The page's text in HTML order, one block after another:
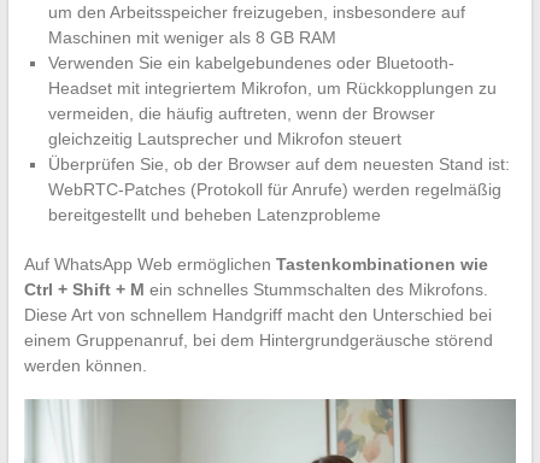
um den Arbeitsspeicher freizugeben, insbesondere auf
Maschinen mit weniger als 8 GB RAM
Verwenden Sie ein kabelgebundenes oder Bluetooth-
Headset mit integriertem Mikrofon, um Rückkopplungen zu
vermeiden, die häufig auftreten, wenn der Browser
gleichzeitig Lautsprecher und Mikrofon steuert
Überprüfen Sie, ob der Browser auf dem neuesten Stand ist:
WebRTC-Patches (Protokoll für Anrufe) werden regelmäßig
bereitgestellt und beheben Latenzprobleme
Auf WhatsApp Web ermöglichen Tastenkombinationen wie
Ctrl + Shift + M ein schnelles Stummschalten des Mikrofons.
Diese Art von schnellem Handgriff macht den Unterschied bei
einem Gruppenanruf, bei dem Hintergrundgeräusche störend
werden können.